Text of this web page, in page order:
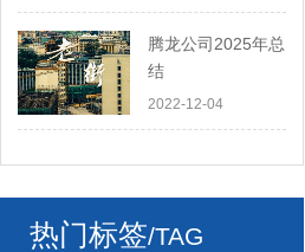
世
腾龙公司2025年总
结
2022-12-04
热门标签/TAG